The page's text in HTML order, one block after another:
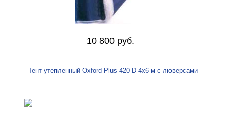
10 800 руб.
Тент утепленный Oxford Plus 420 D 4х6 м с люверсами